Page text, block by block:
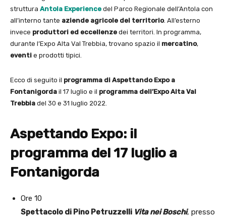
struttura Antola Experience del Parco Regionale dell’Antola con
all’interno tante aziende agricole del territorio. All’esterno
invece produttori ed eccellenze dei territori. In programma,
durante l’Expo Alta Val Trebbia, trovano spazio il mercatino,
eventi e prodotti tipici.
Ecco di seguito il programma di Aspettando Expo a
Fontanigorda il 17 luglio e il programma dell’Expo Alta Val
Trebbia del 30 e 31 luglio 2022.
Aspettando Expo: il
programma del 17 luglio a
Fontanigorda
Ore 10
Spettacolo di Pino Petruzzelli Vita nei Boschi, presso